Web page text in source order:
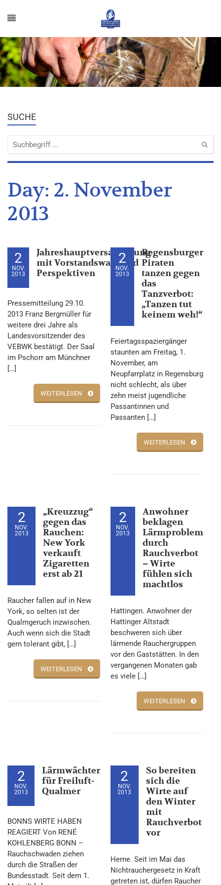
SUCHE
Day: 2. November
2013
2
NOV.
2013
Jahreshauptversammlung
mit Vorstandswahl und
Perspektiven
Pressemitteilung 29.10.
2013 Franz Bergmüller für
weitere drei Jahre als
Landesvorsitzender des
VEBWK bestätigt. Der Saal
im Pschorr am Münchner
[…]
WEITERLESEN
2
NOV.
2013
Regensburger
Piraten
tanzen gegen
das
Tanzverbot:
„Tanzen tut
keinem weh!“
Feiertagsspaziergänger
staunten am Freitag, 1.
November, am
Neupfarrplatz in Regensburg
nicht schlecht, als über
zehn meist jugendliche
Passantinnen und
Passanten […]
WEITERLESEN
2
NOV.
2013
„Kreuzzug“
gegen das
Rauchen:
New York
verkauft
Zigaretten
erst ab 21
Raucher fallen auf in New
York, so selten ist der
Qualmgeruch inzwischen.
Auch wenn sich die Stadt
gern tolerant gibt, […]
WEITERLESEN
2
NOV.
2013
Anwohner
beklagen
Lärmproblem
durch
Rauchverbot
– Wirte
fühlen sich
machtlos
Hattingen. Anwohner der
Hattinger Altstadt
beschweren sich über
lärmende Rauchergruppen
vor den Gaststätten. In den
vergangenen Monaten gab
es viele […]
WEITERLESEN
2
NOV.
2013
Lärmwächter
für Freiluft-
Qualmer
BONNS WIRTE HABEN
REAGIERT Von RENÉ
KOHLENBERG BONN –
Rauchschwaden ziehen
durch die Straßen der
Bundesstadt. Seit dem 1.
2
NOV.
2013
So bereiten
sich die
Wirte auf
den Winter
mit
Rauchverbot
vor
Herne. Seit im Mai das
Nichtrauchergesetz in Kraft
getreten ist, dürfen Raucher